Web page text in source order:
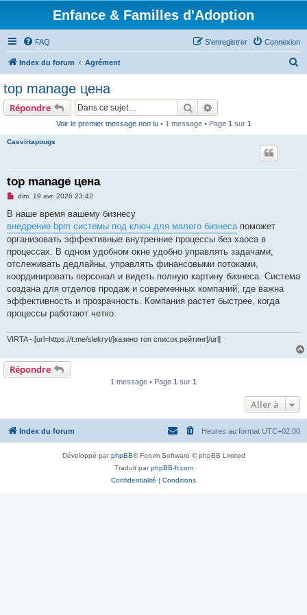
Enfance & Familles d'Adoption
FAQ Connexion
S’enregistrer
Index du forum Agrément
top manage цена
Répondre Rechercher
Voir le premier message non lu• 1 message • Page 1 sur 1
Casvirtapougs
top manage цена
M
s
a
g
e
n
o
n
l
u
dim. 19 avr. 2026 23:42
В наше время вашему бизнесу
внедрение bpm системы под ключ для малого бизнесапоможет
организовать эффективные внутренние процессы без хаоса в
процессах. В одном удобном окне удобно управлять задачами,
отслеживать дедлайны, управлять финансовыми потоками,
координировать персонал и видеть полную картину бизнеса. Система
создана для отделов продаж и современных компаний, где важна
эффективность и прозрачность. Компания растет быстрее, когда
процессы работают четко.
VIRTA - [url=https://t.me/slekryt/]казино топ список рейтинг[/url]
Répondre
1 message • Page 1 sur 1
Aller à
Index du forum Heures au format UTC+02:00
Développé parphpBB® Forum Software © phpBB Limited
Traduit parphpBB-fr.com
Confidentialité | Conditions